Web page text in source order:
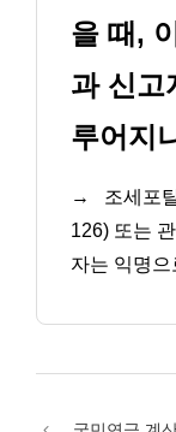
을 때,
과 신고
루어지
→
조세포
126) 또는
자는 익명